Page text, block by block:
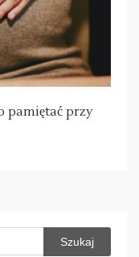
pamiętać przy